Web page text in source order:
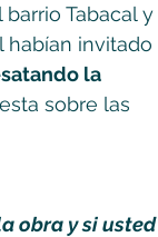
Tabacal y
habían invitado
la
sobre las
obra y si usted